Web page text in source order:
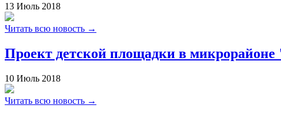
13 Июль 2018
Читать всю новость →
Проект детской площадки в
10 Июль 2018
Читать всю новость →